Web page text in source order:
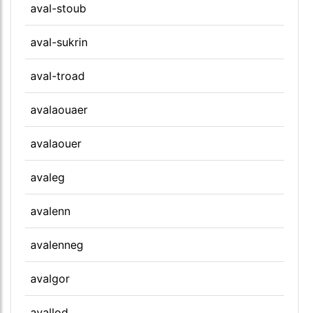
aval-stoub
aval-sukrin
aval-troad
avalaouaer
avalaouer
avaleg
avalenn
avalenneg
avalgor